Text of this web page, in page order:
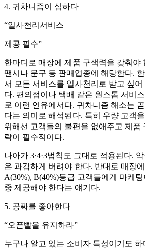
4. 귀차니즘이 심하다
“일사천리서비스
제공 필수”
한마디로 매장에 제품 구색력을 갖춰야
팬시나 문구 등 판매업종에 해당한다.
서 모든 서비스를 일사천리로 받고 싶
다. 편의점이나 택배 같은 원스톱 서비
로 이런 연유에서다. 귀차니즘 해소는
다는 의미로 해석된다. 특히 우량 고객
위해선 고객들의 불편을 없애주고 제품
략이 필수적이다.
나아가 3·4·3법칙도 그대로 적용된다.
은 과감하게 버려야 한다. 반대로 매장
A(30%), B(40%)등급 고객들에게 마케
중 제공해야 한다는 얘기다.
5. 공짜를 좋아한다
“오픈빨을 유지하라”
누구나 알고 있는 소비자 특성이기도